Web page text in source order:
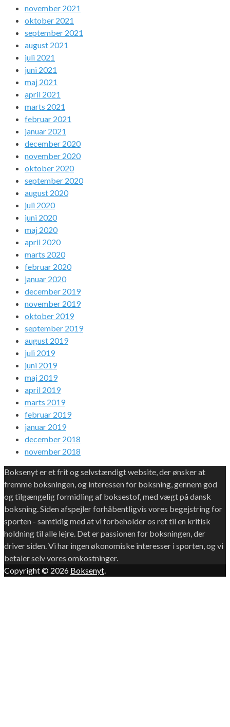
november 2021
oktober 2021
september 2021
august 2021
juli 2021
juni 2021
maj 2021
april 2021
marts 2021
februar 2021
januar 2021
december 2020
november 2020
oktober 2020
september 2020
august 2020
juli 2020
juni 2020
maj 2020
april 2020
marts 2020
februar 2020
januar 2020
december 2019
november 2019
oktober 2019
september 2019
august 2019
juli 2019
juni 2019
maj 2019
april 2019
marts 2019
februar 2019
januar 2019
december 2018
november 2018
Boksenyt er et frit og selvstændigt website, der ønsker at
fremme boksningen, og interessen for boksning, gennem god
og tilgængelig formidling af boksestof, med vægt på dansk
boksning. Siden afspejler forhåbentligvis vores begejstring for
sporten - samtidig med at vi forbeholder os ret til en kritisk
holdning til alle lejre. Det er passionen for boksningen, der
driver siden. Vi har ingen økonomiske interesser i sporten, og vi
betaler selv vores omkostninger.
Copyright © 2026 Boksenyt.